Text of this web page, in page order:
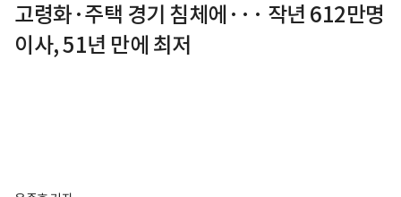
고령화·주택 경기 침체에··· 작년 612만명
이사, 51년 만에 최저